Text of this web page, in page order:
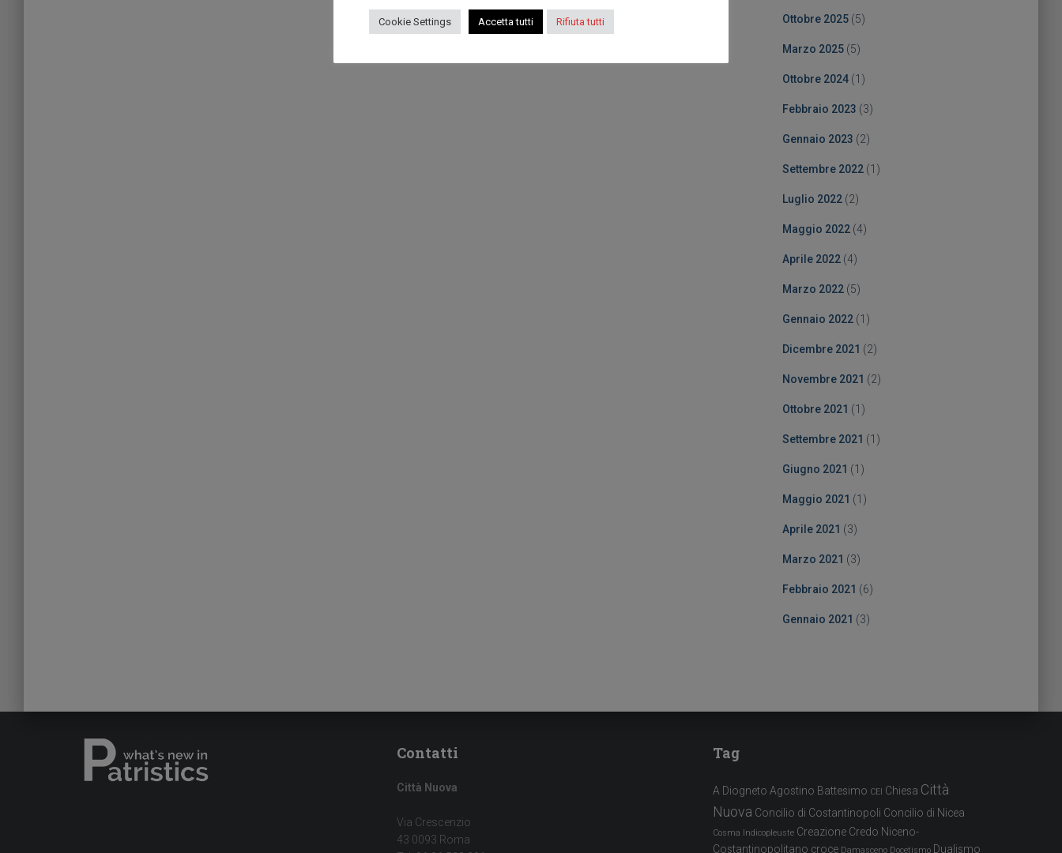
Ottobre 2025(5)
Marzo 2025(5)
Ottobre 2024(1)
Febbraio 2023 (3)
Gennaio 2023 (2)
Settembre 2022(1)
Luglio 2022(2)
Maggio 2022(4)
Aprile 2022(4)
Marzo 2022(5)
Gennaio 2022(1)
Dicembre 2021 (2)
Novembre 2021 (2)
Ottobre 2021 (1)
Settembre 2021 (1)
Giugno 2021 (1)
Maggio 2021 (1)
Aprile 2021 (3)
Marzo 2021 (3)
Febbraio 2021 (6)
Gennaio 2021 (3)
Contatti
Città Nuova
Via Crescenzio
43 0093 Roma
Tag
A Diogneto Agostino Battesimo CEI Chiesa Città
Nuova Concilio di Costantinopoli Concilio di Nicea
Cosma Indicopleuste Creazione Credo Niceno-
Costantinopolitano croce Damasceno Docetismo Dualismo
Cookie Settings Accetta tutti Rifiuta tutti